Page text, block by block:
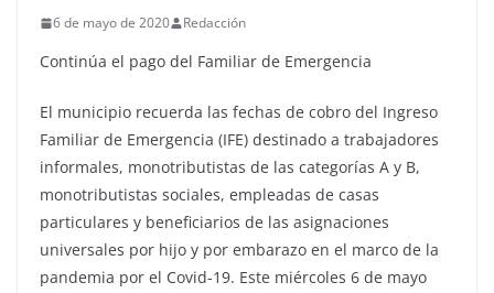
6 de mayo de 2020 Redacción
Continúa el pago del Familiar de Emergencia
El municipio recuerda las fechas de cobro del Ingreso
Familiar de Emergencia (IFE) destinado a trabajadores
informales, monotributistas de las categorías A y B,
monotributistas sociales, empleadas de casas
particulares y beneficiarios de las asignaciones
universales por hijo y por embarazo en el marco de la
pandemia por el Covid-19. Este miércoles 6 de mayo